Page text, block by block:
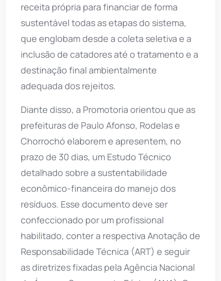
receita própria para financiar de forma
sustentável todas as etapas do sistema,
que englobam desde a coleta seletiva e a
inclusão de catadores até o tratamento e a
destinação final ambientalmente
adequada dos rejeitos.
Diante disso, a Promotoria orientou que as
prefeituras de Paulo Afonso, Rodelas e
Chorrochó elaborem e apresentem, no
prazo de 30 dias, um Estudo Técnico
detalhado sobre a sustentabilidade
econômico-financeira do manejo dos
resíduos. Esse documento deve ser
confeccionado por um profissional
habilitado, conter a respectiva Anotação de
Responsabilidade Técnica (ART) e seguir
as diretrizes fixadas pela Agência Nacional